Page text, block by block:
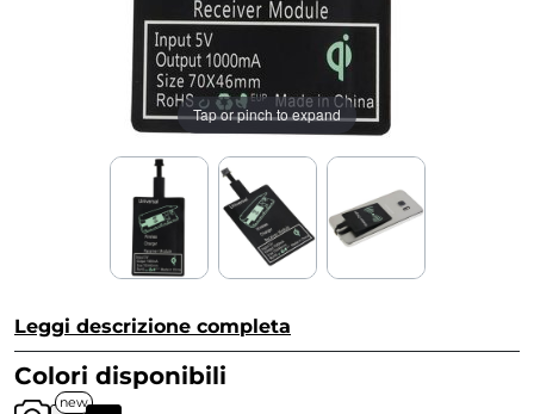
Tap or pinch to expand
Leggi descrizione completa
Colori disponibili
new